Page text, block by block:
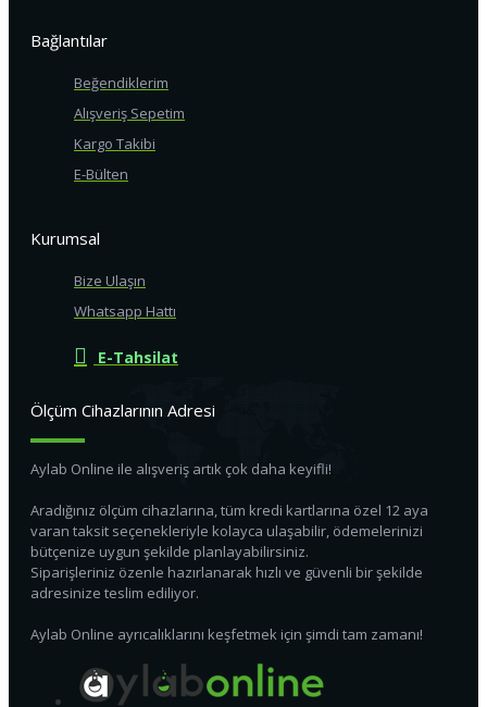
Bağlantılar
Beğendiklerim
Alışveriş Sepetim
Kargo Takibi
E-Bülten
Kurumsal
Bize Ulaşın
Whatsapp Hattı
E-Tahsilat
Ölçüm Cihazlarının Adresi
Aylab Online ile alışveriş artık çok daha keyifli!
Aradığınız ölçüm cihazlarına, tüm kredi kartlarına özel 12 aya
varan taksit seçenekleriyle kolayca ulaşabilir, ödemelerinizi
bütçenize uygun şekilde planlayabilirsiniz.
Siparişleriniz özenle hazırlanarak hızlı ve güvenli bir şekilde
adresinize teslim ediliyor.
Aylab Online ayrıcalıklarını keşfetmek için şimdi tam zamanı!